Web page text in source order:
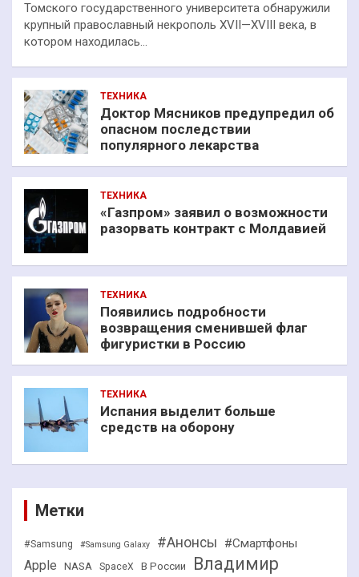
Томского государственного университета обнаружили
крупный православный некрополь XVII—XVIII века, в
котором находилась…
ТЕХНИКА
Доктор Мясников предупредил об
опасном последствии
популярного лекарства
ТЕХНИКА
«Газпром» заявил о возможности
разорвать контракт с Молдавией
ТЕХНИКА
Появились подробности
возвращения сменившей флаг
фигуристки в Россию
ТЕХНИКА
Испания выделит больше
средств на оборону
Метки
#Samsung #Samsung Galaxy #Анонсы #Смартфоны
Apple NASA SpaceX В России
Владимир